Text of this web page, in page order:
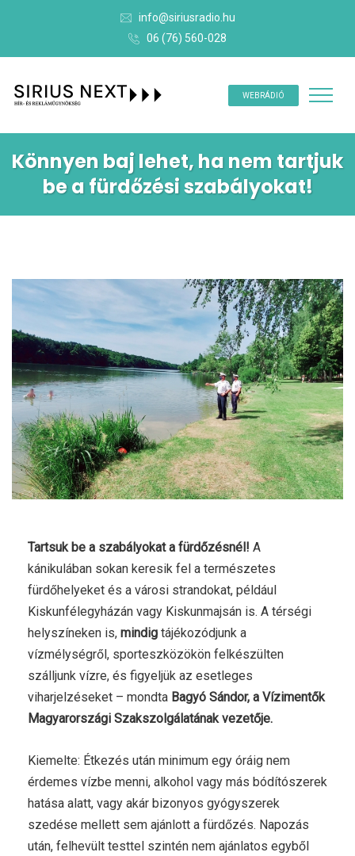
info@siriusradio.hu
06 (76) 560-028
WEBRÁDIÓ
Könnyen baj lehet, ha nem tartjuk
be a fürdőzési szabályokat!
Tartsuk be a szabályokat a fürdőzésnél! A
kánikulában sokan keresik fel a természetes
fürdőhelyeket és a városi strandokat, például
Kiskunfélegyházán vagy Kiskunmajsán is. A térségi
helyszíneken is, mindig tájékozódjunk a
vízmélységről, sporteszközökön felkészülten
szálljunk vízre, és figyeljük az esetleges
viharjelzéseket – mondta Bagyó Sándor, a Vízimentők
Magyarországi Szakszolgálatának vezetője.
Kiemelte: Étkezés után minimum egy óráig nem
érdemes vízbe menni, alkohol vagy más bódítószerek
hatása alatt, vagy akár bizonyos gyógyszerek
szedése mellett sem ajánlott a fürdőzés. Napozás
után, felhevült testtel szintén nem ajánlatos egyből